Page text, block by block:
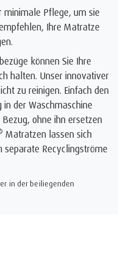
Pflege, um sie
Ihre Matratze
können Sie Ihre
halten. Unser innovativer
zu reinigen. Einfach den
der Waschmaschine
ohne ihn ersetzen
Matratzen lassen sich
separate Recyclingströme
in der beiliegenden